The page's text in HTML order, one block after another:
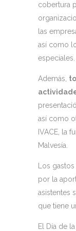
cobertura
las
así como
especiales.
Además,
así como
IVACE, la
Malvesía.
Los
por la
asistentes
que tiene
El Día de